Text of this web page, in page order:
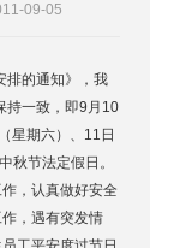
09-05
排的通知》，我
持一致，即9月10
星期六）、11日
秋节法定假日。
，认真做好安全
，遇有突发情